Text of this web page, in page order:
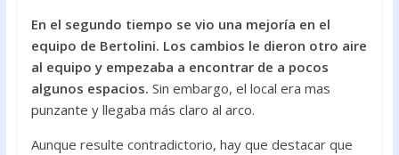
En el segundo tiempo se vio una mejoría en el
equipo de Bertolini. Los cambios le dieron otro aire
al equipo y empezaba a encontrar de a pocos
algunos espacios. Sin embargo, el local era mas
punzante y llegaba más claro al arco.
Aunque resulte contradictorio, hay que destacar que